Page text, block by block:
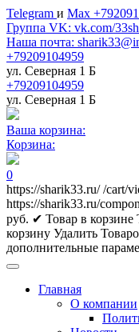
Telegram и Max
Группа VK: vk.com/
Наша почта:
+79209104959
ул. Северная 1 Б
+79209104959
ул. Северная 1 Б
Ваша корзина:
Корзина:
0
https://sharik33.ru/ /cart/
https://sharik33.ru/
руб. ✔ Товар в корзине
корзину Удалить
дополнительные
Главная
О компании